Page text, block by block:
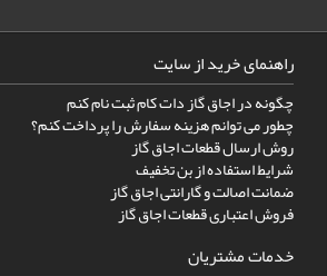
راهنمای خرید از سایت
چگونه در اجاق گاز دات کام ثبت نام کنم
چطور می توانم هزینه سفارش را پرداخت کنم؟
روش ارسال قطعات اجاق گاز
شرایط استفاده از بن تخفیف
ضمانت اصالت و گارانتی اجاق گاز
فروش اعتباری قطعات اجاق گاز
خدمات مشتریان